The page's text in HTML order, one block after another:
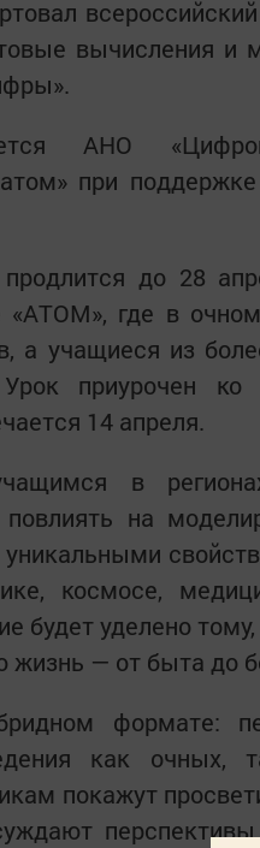
вычисления и
АНО
при
до 28
где в
а учащиеся из
приурочен
14 апреля.
в
на
космосе,
будет уделено
жизнь — от быта до
формате:
как очных,
покажут